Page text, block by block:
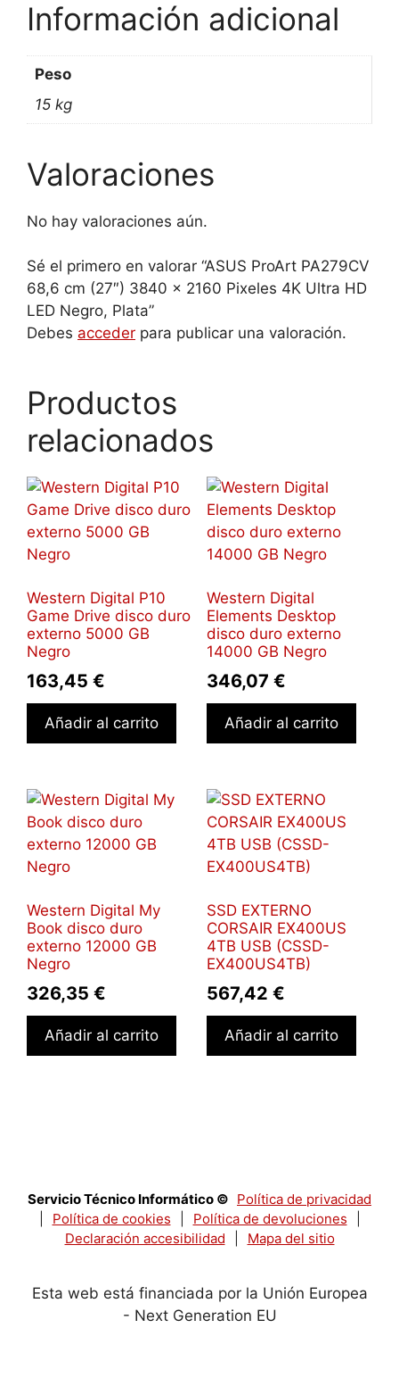
Información adicional
Peso
15 kg
Valoraciones
No hay valoraciones aún.
Sé el primero en valorar “ASUS ProArt PA279CV
68,6 cm (27″) 3840 x 2160 Pixeles 4K Ultra HD
LED Negro, Plata”
Debes acceder para publicar una valoración.
Productos
relacionados
Western Digital P10
Game Drive disco duro
externo 5000 GB
Negro
163,45 €
Añadir al carrito
Western Digital
Elements Desktop
disco duro externo
14000 GB Negro
346,07 €
Añadir al carrito
Western Digital My
Book disco duro
externo 12000 GB
Negro
326,35 €
Añadir al carrito
SSD EXTERNO
CORSAIR EX400US
4TB USB (CSSD-
EX400US4TB)
567,42 €
Añadir al carrito
Servicio Técnico Informático © Política de privacidad
Política de cookies Política de devoluciones
Declaración accesibilidad
Mapa del sitio
Esta web está financiada por la Unión Europea
- Next Generation EU